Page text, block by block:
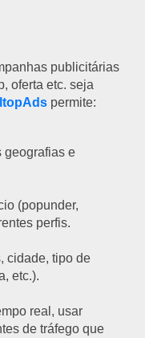
publicitárias
oferta etc. seja
permite:
geografias e
(popunder,
perfis.
cidade, tipo de
etc.).
real, usar
de tráfego que